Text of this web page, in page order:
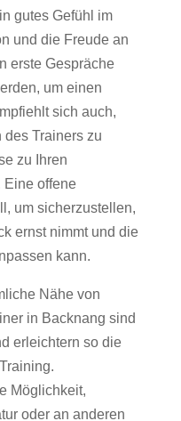
gutes Gefühl im
und die Freude an
erste Gespräche
um einen
sich auch,
Trainers zu
zu Ihren
offene
um sicherzustellen,
ernst nimmt und die
kann.
Nähe von
in Backnang sind
erleichtern so die
Möglichkeit,
oder an anderen